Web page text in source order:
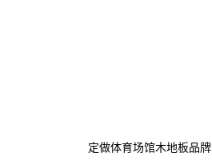
定做体育场馆木地板品牌